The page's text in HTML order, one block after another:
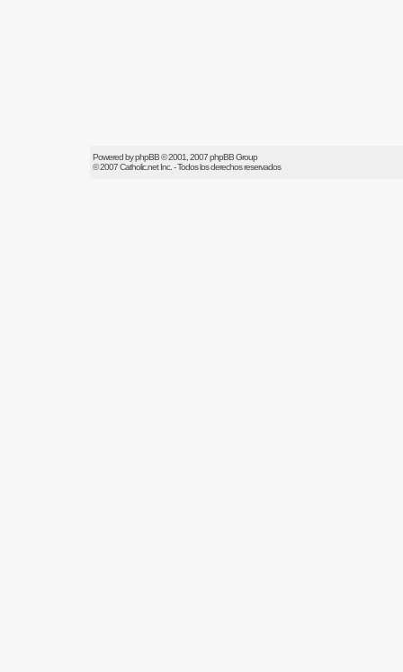
Powered byphpBB© 2001, 2007 phpBB Group
© 2007Catholic.netInc. - Todos los derechos reservados